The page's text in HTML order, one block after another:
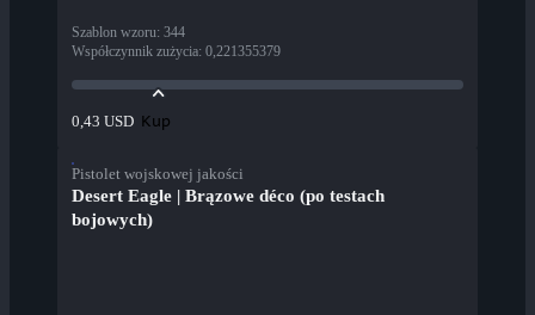
Szablon wzoru: 344
Współczynnik zużycia: 0,221355379
0,43 USD Kup
Pistolet wojskowej jakości
Desert Eagle | Brązowe déco (po testach
bojowych)